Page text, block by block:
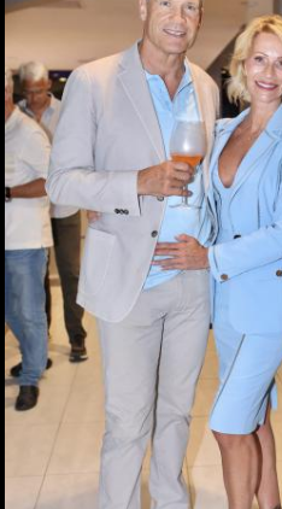
22.07.2026
Spiel, Spaß und Lernen in
der Kinderstadt Bibongo
Die Grüne Nacht des
steirischen Tourismus
09.07.2026
Sommerfest der
Industriellenvereinigung
Steiermark 2026
08.07.2026
WM 2026: Ganz Graz
fieberte mit der
Nationalelf
Die Innenstadt wurde zum
Laufsteg
29.06.2026